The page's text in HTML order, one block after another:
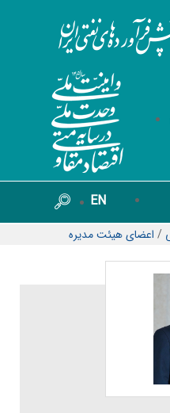
EN
/ اعضای هیئت مدیره